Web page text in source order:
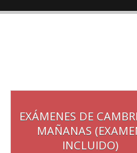
EXÁMENES DE
MAÑANAS
INCLUIDO)